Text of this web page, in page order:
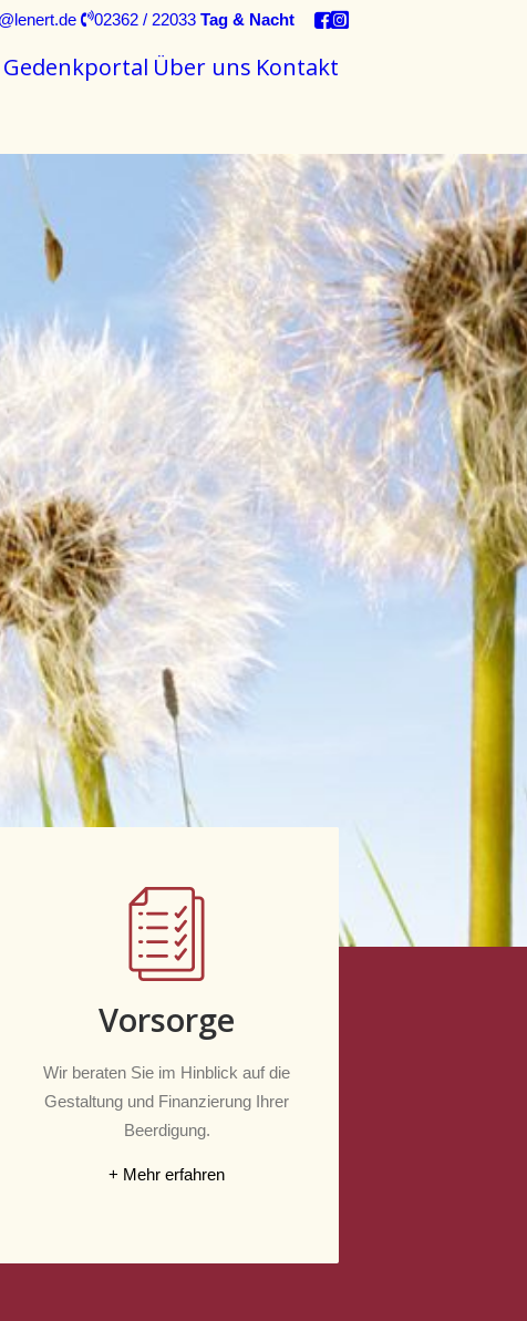
02362 / 22033 Tag & Nacht
Gedenkportal Über uns Kontakt
Vorsorge
Wir beraten Sie im Hinblick auf die
Gestaltung und Finanzierung Ihrer
Beerdigung.
+ Mehr erfahren